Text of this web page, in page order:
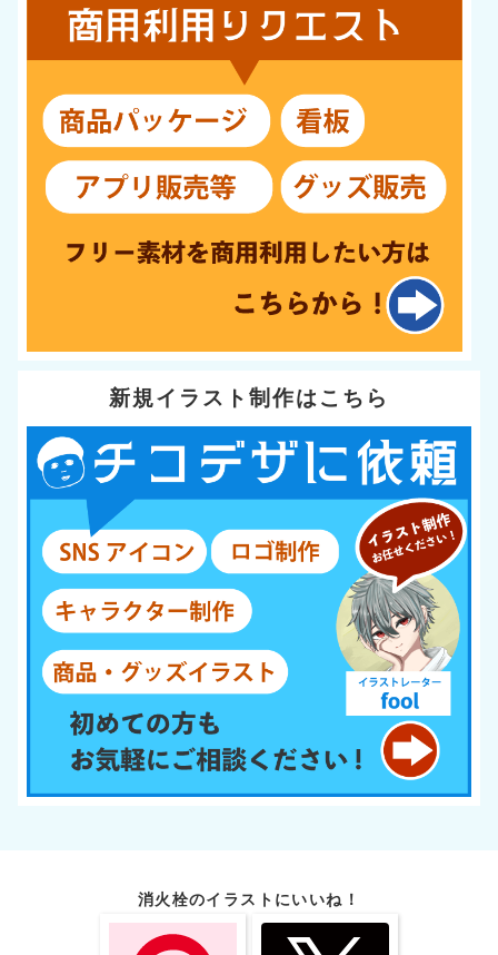
新規イラスト制作はこちら
消火栓のイラストにいいね！